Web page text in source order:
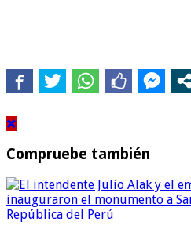
Compruebe también